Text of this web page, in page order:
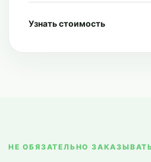
Узнать стоимость
НЕ ОБЯЗАТЕЛЬНО